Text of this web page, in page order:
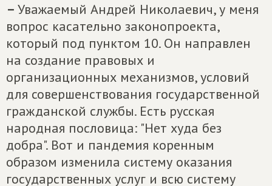
– Уважаемый Андрей Николаевич, у меня
вопрос касательно законопроекта,
который под пунктом 10. Он направлен
на создание правовых и
организационных механизмов, условий
для совершенствования государственной
гражданской службы. Есть русская
народная пословица: "Нет худа без
добра". Вот и пандемия коренным
образом изменила систему оказания
государственных услуг и всю систему